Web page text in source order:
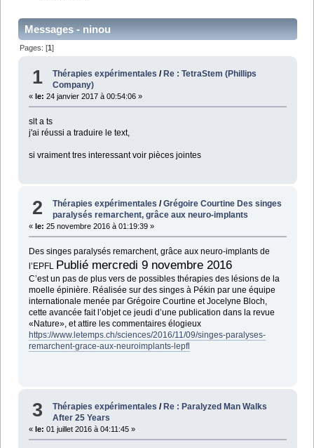
Messages - ninou
Pages: [1]
1 Thérapies expérimentales /Re : TetraStem (Phillips
Company)
« le: 24 janvier 2017 à 00:54:06 »
slt a ts
j'ai réussi a traduire le text,
si vraiment tres interessant voir pièces jointes
2 Thérapies expérimentales /Grégoire Courtine Des singes
paralysés remarchent, grâce aux neuro-implants
« le: 25 novembre 2016 à 01:19:39 »
Des singes paralysés remarchent, grâce aux neuro-implants de
l’EPFL Publié mercredi 9 novembre 2016
C’est un pas de plus vers de possibles thérapies des lésions de la
moelle épinière. Réalisée sur des singes à Pékin par une équipe
internationale menée par Grégoire Courtine et Jocelyne Bloch,
cette avancée fait l’objet ce jeudi d’une publication dans la revue
«Nature», et attire les commentaires élogieux
https://www.letemps.ch/sciences/2016/11/09/singes-paralyses-
remarchent-grace-aux-neuroimplants-lepfl
3 Thérapies expérimentales /Re : Paralyzed Man Walks
After 25 Years
« le: 01 juillet 2016 à 04:11:45 »